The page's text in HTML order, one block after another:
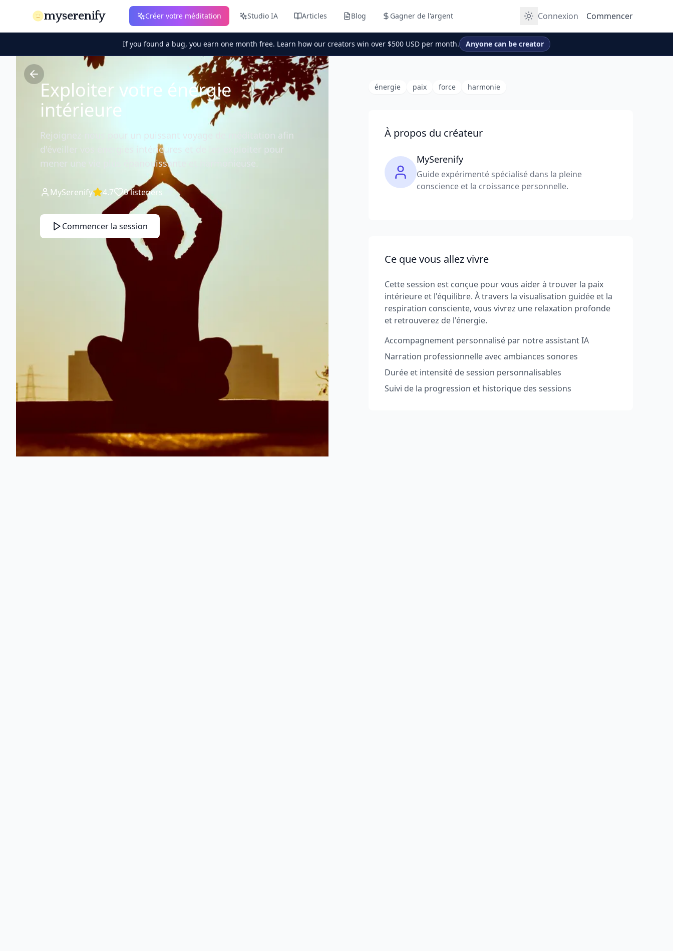
myserenify Créer votre méditation Studio IA Articles Blog Gagner de l'argent Connexion Commencer
If you found a bug, you earn one month free. Learn how our creators win over $500 USD per month. Anyone can be creator
Exploiter votre énergie
intérieure
Rejoignez-nous pour un puissant voyage de méditation afin
d'éveiller vos énergies intérieures et de les exploiter pour
mener une vie plus épanouissante et harmonieuse.
MySerenify 4.7 0listeners
Commencer la session
énergie paix force harmonie
À propos du créateur
MySerenify
Guide expérimenté spécialisé dans la pleine
conscience et la croissance personnelle.
Ce que vous allez vivre
Cette session est conçue pour vous aider à trouver la paix
intérieure et l'équilibre. À travers la visualisation guidée et la
respiration consciente, vous vivrez une relaxation profonde
et retrouverez de l'énergie.
Accompagnement personnalisé par notre assistant IA
Narration professionnelle avec ambiances sonores
Durée et intensité de session personnalisables
Suivi de la progression et historique des sessions